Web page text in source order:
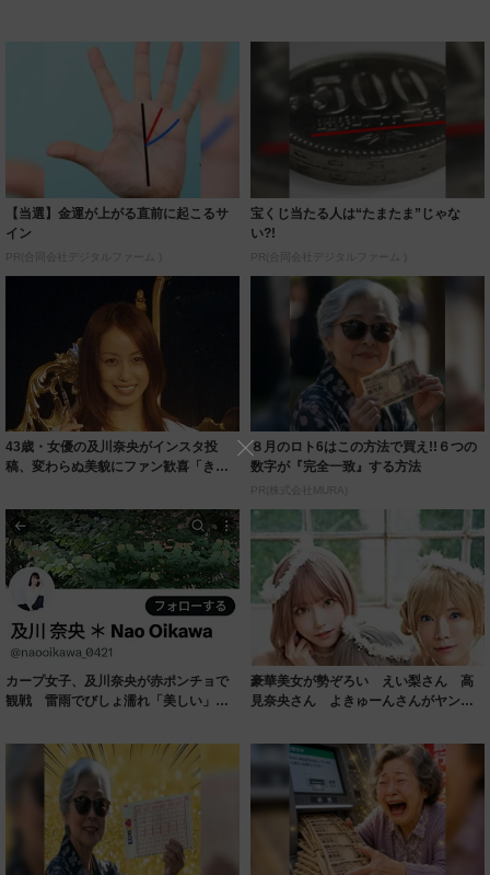
【当選】金運が上がる直前に起こるサ
イン
PR(合同会社デジタルファーム )
宝くじ当たる人は“たまたま”じゃな
い?!
PR(合同会社デジタルファーム )
43歳・女優の及川奈央がインスタ投
稿、変わらぬ美貌にファン歓喜「きれ
８月のロト6はこの方法で買え!!６つの
数字が『完全一致』する方法
PR(株式会社MURA)
カープ女子、及川奈央が赤ポンチョで
観戦 雷雨でびしょ濡れ「美しい」
豪華美女が勢ぞろい えい梨さん 高
見奈央さん よきゅーんさんがヤング